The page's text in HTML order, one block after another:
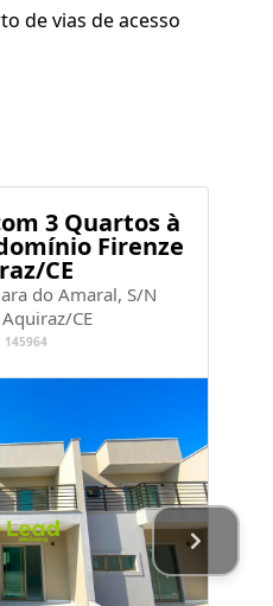
de vias de acesso
3 Quartos à
Firenze
CE
do Amaral, S/N
CE
145964